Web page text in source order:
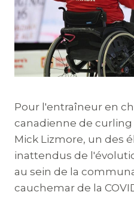
Pour l'entraîneur en
canadienne de
Mick Lizmore, un des
inattendus de
au sein de la
cauchemar de la